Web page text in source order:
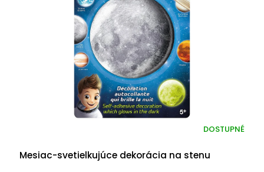
Mesiac-svetielkujúce dekorácia na stenu
DOSTUPNÉ